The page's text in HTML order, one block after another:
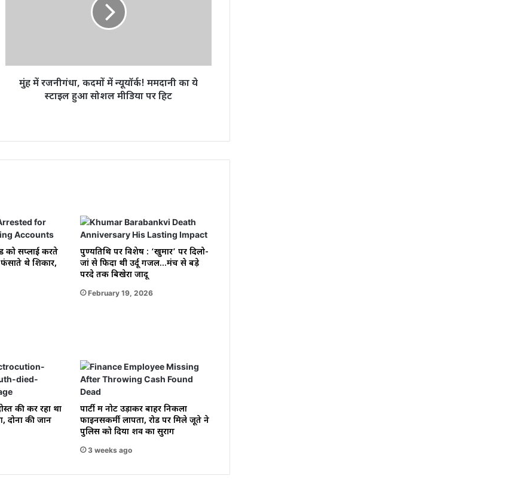
ये
स्टाइल
हिट
मुंह में रजनीगंधा, कदमों में न्यूयॉर्क! ममदानी का ये
स्टाइल हुआ सोशल मीडिया पर हिट
को सप्लाई करते
थे शिकार,
पुण्यतिथि पर विशेष : ‘खुमार’ पर दिलो-
जां से फिदा थी उर्दू गजल…मंच से बड़े
परदे तक बिखेरा जादू
February 19, 2026
की कर रहा था
की जान
पार्टी में नोट उड़ाकर बाहर निकला
फाइनेंसकर्मी लापता, रोड पर मिले जूते ने
पुलिस को दिया शव का सुराग
3 weeks ago